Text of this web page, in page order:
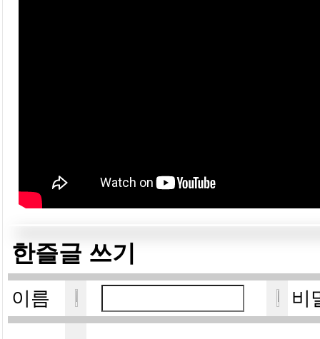
한즐글 쓰기
이름 비